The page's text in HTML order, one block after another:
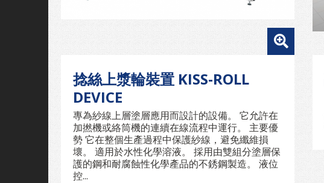
捻絲上漿輪裝置 KISS-ROLL
DEVICE
專為紗線上層塗層應用而設計的設備。 它允許在
加撚機或絡筒機的連續在線流程中運行。 主要優
勢 它在整個生產過程中保護紗線，避免纖維損
壞。 適用於水性化學溶液。 採用由雙組分塗層保
護的鋼和耐腐蝕性化學產品的不銹鋼製造。 液位
控...